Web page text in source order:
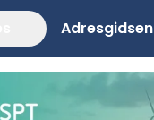
Adresgidsen